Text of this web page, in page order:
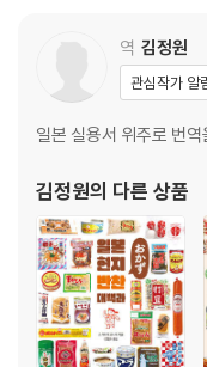
냉과·구보타식품·다케시
과 / 세리아 로일·세이코마
포장지와 로고 디자인 갤
4부 현지 특산물과 콜라보
기쿄신겐 소프트·나가사
후쿠고리·쓰루노코노코 /
아이스 / 요메이리오이리
스·신슈린고다마 / 비와
소르베 / 시콰사·미소 소
역 김정원
관심작가 알
일본 실용서 위주로 번역
김정원의 다른 상품